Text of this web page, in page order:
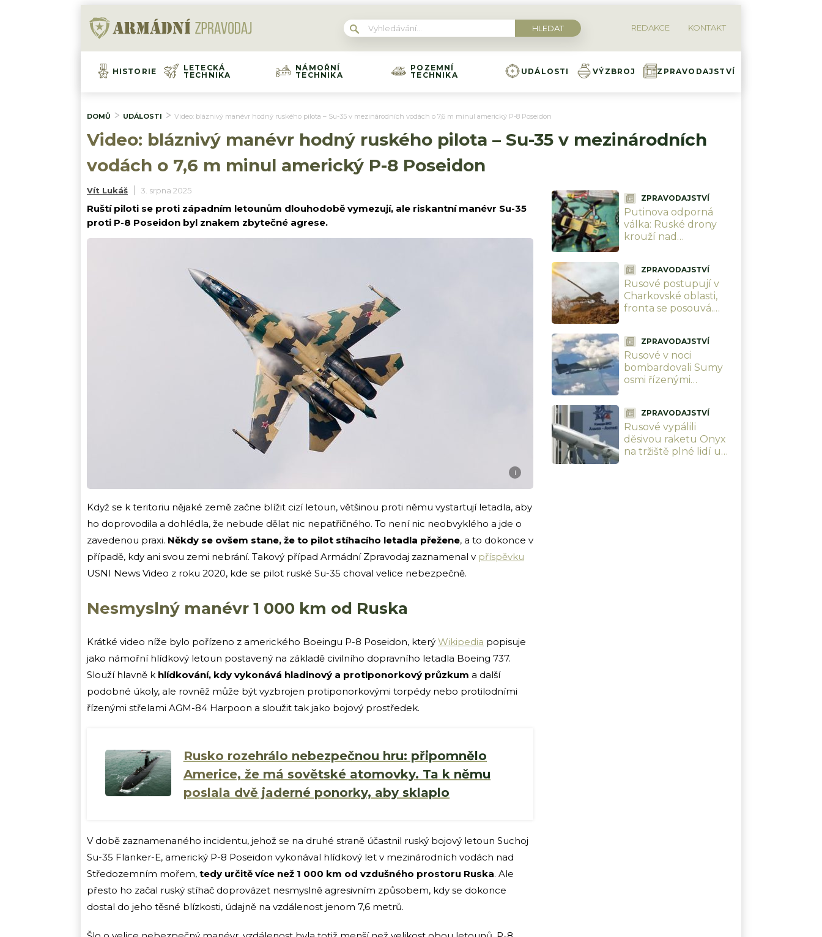
REDAKCE KONTAKT
HISTORIE
LETECKÁ
TECHNIKA
NÁMOŘNÍ
TECHNIKA
POZEMNÍ
TECHNIKA
UDÁLOSTI VÝZBROJ ZPRAVODAJSTVÍ
DOMŮ UDÁLOSTI Video: bláznivý manévr hodný ruského pilota – Su-35 v mezinárodních vodách o 7,6 m minul americký P-8 Poseidon
Video: bláznivý manévr hodný ruského pilota – Su-35 v mezinárodních
vodách o 7,6 m minul americký P-8 Poseidon
Vít Lukáš 3. srpna 2025
Ruští piloti se proti západním letounům dlouhodobě vymezují, ale riskantní manévr Su-35
proti P-8 Poseidon byl znakem zbytečné agrese.
i
Když se k teritoriu nějaké země začne blížit cizí letoun, většinou proti němu vystartují letadla, aby
ho doprovodila a dohlédla, že nebude dělat nic nepatřičného. To není nic neobvyklého a jde o
zavedenou praxi. Někdy se ovšem stane, že to pilot stíhacího letadla přežene, a to dokonce v
případě, kdy ani svou zemi nebrání. Takový případ Armádní Zpravodaj zaznamenal v příspěvku
USNI News Video z roku 2020, kde se pilot ruské Su-35 choval velice nebezpečně.
Nesmyslný manévr 1 000 km od Ruska
Krátké video níže bylo pořízeno z amerického Boeingu P-8 Poseidon, který Wikipedia popisuje
jako námořní hlídkový letoun postavený na základě civilního dopravního letadla Boeing 737.
Slouží hlavně k hlídkování, kdy vykonává hladinový a protiponorkový průzkum a další
podobné úkoly, ale rovněž může být vyzbrojen protiponorkovými torpédy nebo protilodními
řízenými střelami AGM-84 Harpoon a sloužit tak jako bojový prostředek.
Rusko rozehrálo nebezpečnou hru: připomnělo
Americe, že má sovětské atomovky. Ta k němu
poslala dvě jaderné ponorky, aby sklaplo
V době zaznamenaného incidentu, jehož se na druhé straně účastnil ruský bojový letoun Suchoj
Su-35 Flanker-E, americký P-8 Poseidon vykonával hlídkový let v mezinárodních vodách nad
Středozemním mořem, tedy určitě více než 1 000 km od vzdušného prostoru Ruska. Ale
přesto ho začal ruský stíhač doprovázet nesmyslně agresivním způsobem, kdy se dokonce
dostal do jeho těsné blízkosti, údajně na vzdálenost jenom 7,6 metrů.
ZPRAVODAJSTVÍ
Putinova odporná
válka: Ruské drony
krouží nad
Bezmála 1 000
mrtvých, z toho 179
dětí
ZPRAVODAJSTVÍ
Rusové postupují v
Charkovské oblasti,
fronta se posouvá.
Ukrajinci ztrácejí
pozice
ZPRAVODAJSTVÍ
Rusové v noci
bombardovali Sumy
osmi řízenými
dvě malé holčičky
ZPRAVODAJSTVÍ
Rusové vypálili
děsivou raketu Onyx
na tržiště plné lidí u